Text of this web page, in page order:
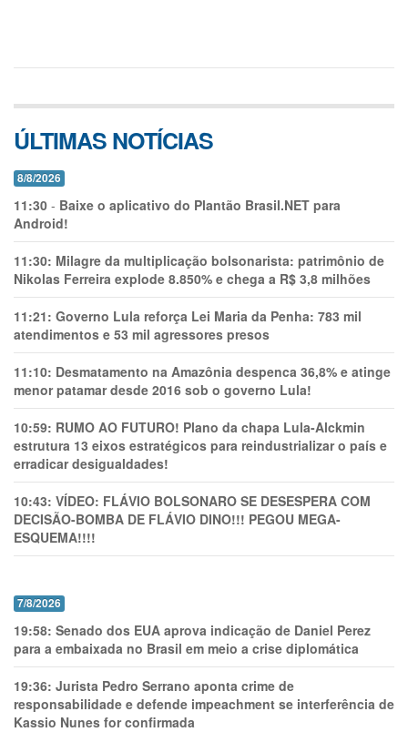
ÚLTIMAS NOTÍCIAS
8/8/2026
11:30 - Baixe o aplicativo do Plantão Brasil.NET para
Android!
11:30: Milagre da multiplicação bolsonarista: patrimônio de
Nikolas Ferreira explode 8.850% e chega a R$ 3,8 milhões
11:21: Governo Lula reforça Lei Maria da Penha: 783 mil
atendimentos e 53 mil agressores presos
11:10: Desmatamento na Amazônia despenca 36,8% e atinge
menor patamar desde 2016 sob o governo Lula!
10:59: RUMO AO FUTURO! Plano da chapa Lula-Alckmin
estrutura 13 eixos estratégicos para reindustrializar o país e
erradicar desigualdades!
10:43: VÍDEO: FLÁVIO BOLSONARO SE DESESPERA COM
DECISÃO-BOMBA DE FLÁVIO DINO!!! PEGOU MEGA-
ESQUEMA!!!!
7/8/2026
19:58: Senado dos EUA aprova indicação de Daniel Perez
para a embaixada no Brasil em meio a crise diplomática
19:36: Jurista Pedro Serrano aponta crime de
responsabilidade e defende impeachment se interferência de
Kassio Nunes for confirmada